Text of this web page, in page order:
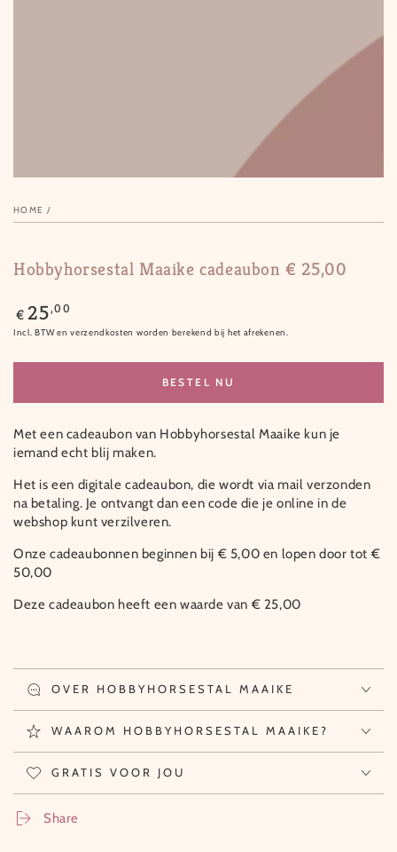
HOME /
Hobbyhorsestal Maaike cadeaubon € 25,00
Normale
prijs
€ 25,00
Incl. BTW en verzendkosten worden berekend bij het afrekenen.
BESTEL NU
Met een cadeaubon van Hobbyhorsestal Maaike kun je
iemand echt blij maken.
Het is een digitale cadeaubon, die wordt via mail verzonden
na betaling. Je ontvangt dan een code die je online in de
webshop kunt verzilveren.
Onze cadeaubonnen beginnen bij € 5,00 en lopen door tot €
50,00
Deze cadeaubon heeft een waarde van € 25,00
OVER HOBBYHORSESTAL MAAIKE
WAAROM HOBBYHORSESTAL MAAIKE?
GRATIS VOOR JOU
Share